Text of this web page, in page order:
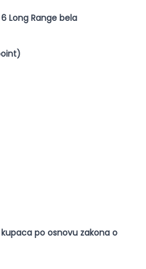
6 Long Range bela
po osnovu zakona o